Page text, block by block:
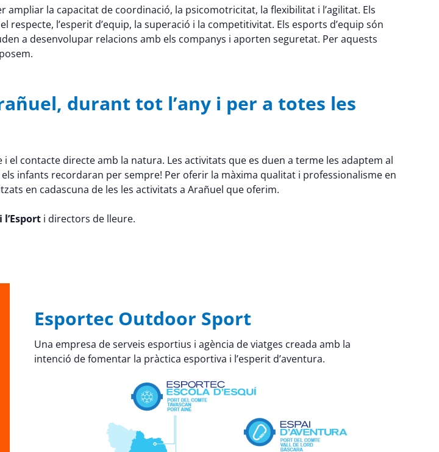
ampliar la capacitat de coordinació, la psicomotricitat, la flexibilitat i l’agilitat. Els
l’esperit d’equip, la superació i la competitivitat. Els esports d’equip són
a desenvolupar relacions amb els companys i aporten seguretat. Per aquests
durant tot l’any i per a totes les
contacte directe amb la natura. Les activitats que es duen a terme les adaptem al
infants recordaran per sempre! Per oferir la màxima qualitat i professionalisme en
en cadascuna de les les activitats a Arañuel que oferim.
i directors de lleure.
Esportec Outdoor Sport
Una empresa de serveis esportius i agència de viatges creada amb la
intenció de fomentar la pràctica esportiva i l’esperit d’aventura.